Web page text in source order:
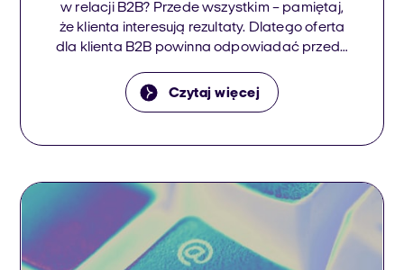
w relacji B2B? Przede wszystkim – pamiętaj,
że klienta interesują rezultaty. Dlatego oferta
dla klienta B2B powinna odpowiadać przede
zyska na wdrożeniu Twojego produktu lub
usługi. Im przejrzyściej jesteś w stanie
będziesz godni zaufania w oczach […]
Czytaj więcej